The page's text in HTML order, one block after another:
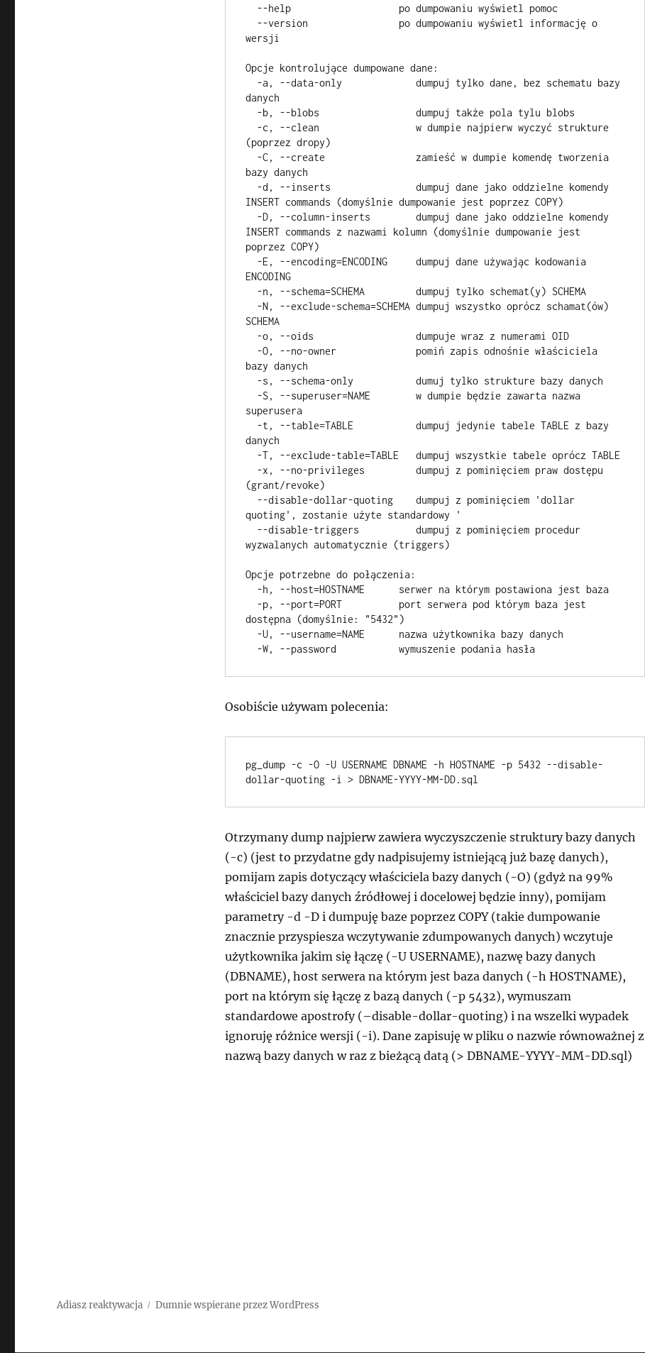
wersji
Opcje kontrolujące dumpowane dane:
danych
(poprzez dropy)
bazy danych
INSERT commands (domyślnie dumpowanie jest poprzez COPY)
INSERT commands z nazwami kolumn (domyślnie dumpowanie jest
poprzez COPY)
ENCODING
SCHEMA
bazy danych
superusera
danych
(grant/revoke)
quoting', zostanie użyte standardowy '
wyzwalanych automatycznie (triggers)
Opcje potrzebne do połączenia:
dostępna (domyślnie: "5432")
  -W, --password           wymuszenie podania hasła
Osobiście używam polecenia:
pg_dump -c -O -U USERNAME DBNAME -h HOSTNAME -p 5432 --disable-
dollar-quoting -i > DBNAME-YYYY-MM-DD.sql
Otrzymany dump najpierw zawiera wyczyszczenie struktury bazy danych
(-c) (jest to przydatne gdy nadpisujemy istniejącą już bazę danych),
pomijam zapis dotyczący właściciela bazy danych (-O) (gdyż na 99%
właściciel bazy danych źródłowej i docelowej będzie inny), pomijam
parametry -d -D i dumpuję baze poprzez COPY (takie dumpowanie
znacznie przyspiesza wczytywanie zdumpowanych danych) wczytuje
użytkownika jakim się łączę (-U USERNAME), nazwę bazy danych
(DBNAME), host serwera na którym jest baza danych (-h HOSTNAME),
port na którym się łączę z bazą danych (-p 5432), wymuszam
standardowe apostrofy (–disable-dollar-quoting) i na wszelki wypadek
ignoruję różnice wersji (-i). Dane zapisuję w pliku o nazwie równoważnej z
nazwą bazy danych w raz z bieżącą datą (> DBNAME-YYYY-MM-DD.sql)
Adiasz reaktywacja Dumnie wspierane przez WordPress